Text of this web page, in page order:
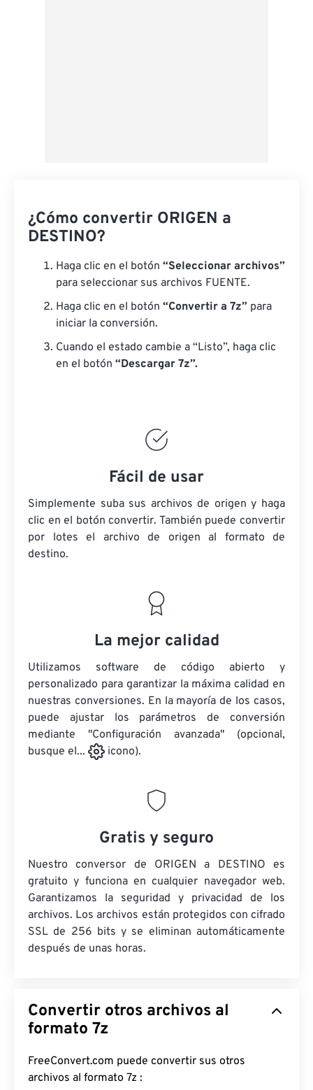
¿Cómo convertir ORIGEN a
DESTINO?
Haga clic en el botón “Seleccionar archivos”
para seleccionar sus archivos FUENTE.
Haga clic en el botón “Convertir a 7z” para
iniciar la conversión.
Cuando el estado cambie a “Listo”, haga clic
en el botón “Descargar 7z”.
Fácil de usar
Simplemente suba sus archivos de origen y haga
clic en el botón convertir. También puede convertir
por lotes el archivo de origen al formato de
destino.
La mejor calidad
Utilizamos software de código abierto y
personalizado para garantizar la máxima calidad en
nuestras conversiones. En la mayoría de los casos,
puede ajustar los parámetros de conversión
mediante "Configuración avanzada" (opcional,
busque el...
icono).
Gratis y seguro
Nuestro conversor de ORIGEN a DESTINO es
gratuito y funciona en cualquier navegador web.
Garantizamos la seguridad y privacidad de los
archivos. Los archivos están protegidos con cifrado
SSL de 256 bits y se eliminan automáticamente
después de unas horas.
Convertir otros archivos al
formato 7z
FreeConvert.com puede convertir sus otros
archivos al formato 7z :